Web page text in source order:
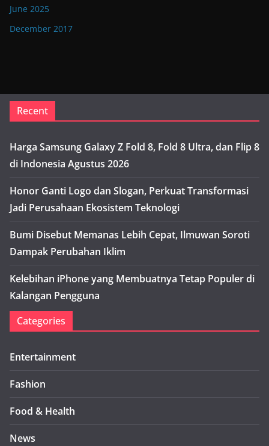
June 2025
December 2017
Recent
Harga Samsung Galaxy Z Fold 8, Fold 8 Ultra, dan Flip 8
di Indonesia Agustus 2026
Honor Ganti Logo dan Slogan, Perkuat Transformasi
Jadi Perusahaan Ekosistem Teknologi
Bumi Disebut Memanas Lebih Cepat, Ilmuwan Soroti
Dampak Perubahan Iklim
Kelebihan iPhone yang Membuatnya Tetap Populer di
Kalangan Pengguna
Categories
Entertainment
Fashion
Food & Health
News